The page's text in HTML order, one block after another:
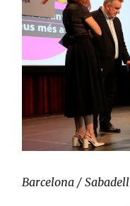
Barcelona / Sabadell